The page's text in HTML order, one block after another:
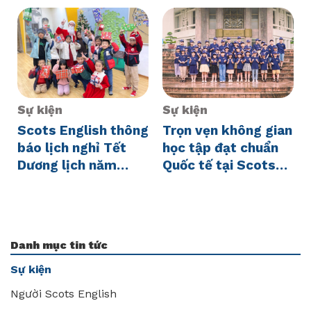
Sự kiện
Scots English thông
báo lịch nghỉ Tết
Dương lịch năm
Sự kiện
Trọn vẹn không gian
học tập đạt chuẩn
Quốc tế tại Scots
Danh mục tin tức
Sự kiện
Người Scots English